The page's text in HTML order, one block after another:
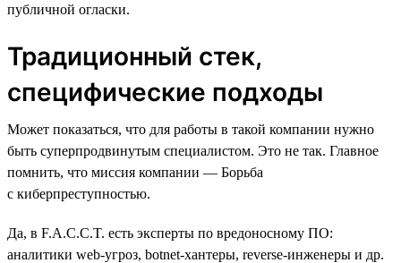
публичной огласки.
Традиционный стек,
специфические подходы
Может показаться, что для работы в такой компании нужно
быть суперпродвинутым специалистом. Это не так. Главное
помнить, что миссия компании — Борьба
с киберпреступностью.
Да, в F.A.C.C.T. есть эксперты по вредоносному ПО:
аналитики web-угроз, botnet-хантеры, reverse-инженеры и др.